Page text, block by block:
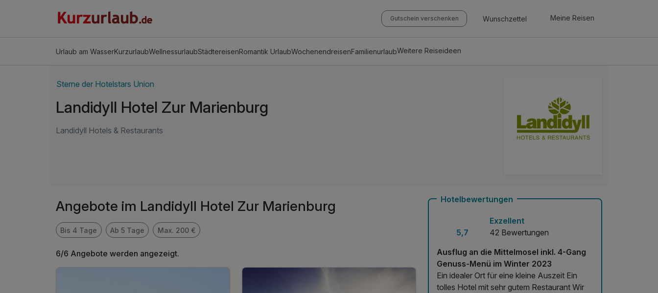
Gutschein verschenken Wunschzettel Meine Reisen
Urlaub am WasserKurzurlaubWellnessurlaubStädtereisenRomantik UrlaubWochenendreisenFamilienurlaubWeitere Reiseideen
Sterne der Hotelstars Union
Landidyll Hotel Zur Marienburg
Landidyll Hotels & Restaurants
Angebote im Landidyll Hotel Zur Marienburg
Bis 4 Tage Ab 5 Tage Max. 200 €
6/6 Angebote werden angezeigt.
Hotelbewertungen
5,7
Exzellent
42 Bewertungen
Ausflug an die Mittelmosel inkl. 4-Gang
Genuss-Menü im Winter 2023
Ein idealer Ort für eine kleine Auszeit Ein
tolles Hotel mit sehr gutem Restaurant Wir